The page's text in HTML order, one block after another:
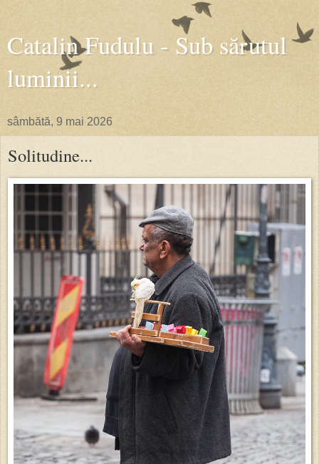
Catalin Fudulu - Sub sărutul
luminii...
sâmbătă, 9 mai 2026
Solitudine...